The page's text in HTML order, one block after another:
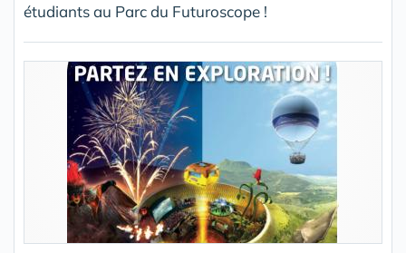
étudiants au Parc du Futuroscope !